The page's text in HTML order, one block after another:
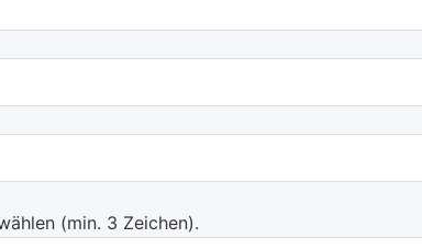
(min. 3 Zeichen).